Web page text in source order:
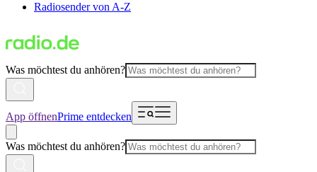
Radiosender von A-Z
Was möchtest du anhören?
App öffnenPrime entdecken
Was möchtest du anhören?